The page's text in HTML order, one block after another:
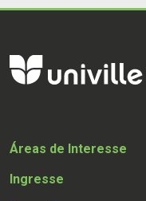
Áreas de Interesse
Ingresse